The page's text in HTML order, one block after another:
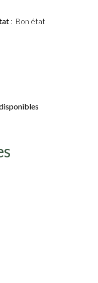
Bon état